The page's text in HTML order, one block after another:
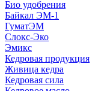
Био удобрения
Байкал ЭМ-1
ГуматЭМ
Слокс-Эко
Эмикс
Кедровая продукция
Живица кедра
Кедровая сила